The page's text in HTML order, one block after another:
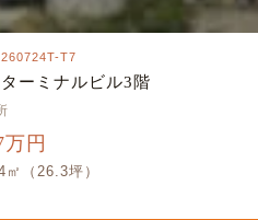
T7
ーミナルビル3階
円
㎡（26.3坪）